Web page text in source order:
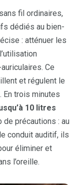
fil ordinaires,
dédiés au bien-
: atténuer les
Ce
et régulent le
En trois minutes
10 litres
de précautions : au
conduit auditif, ils
éliminer et
l’oreille.